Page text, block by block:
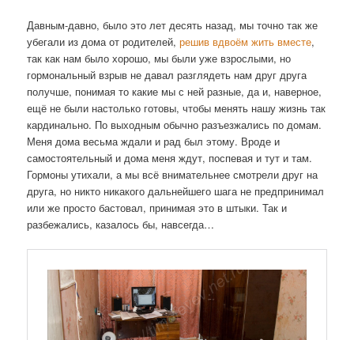
Давным-давно, было это лет десять назад, мы точно так же
убегали из дома от родителей,решив вдвоём жить вместе,
так как нам было хорошо, мы были уже взрослыми, но
гормональный взрыв не давал разглядеть нам друг друга
получше, понимая то какие мы с ней разные, да и, наверное,
ещё не были настолько готовы, чтобы менять нашу жизнь так
кардинально. По выходным обычно разъезжались по домам.
Меня дома весьма ждали и рад был этому. Вроде и
самостоятельный и дома меня ждут, поспевая и тут и там.
Гормоны утихали, а мы всё внимательнее смотрели друг на
друга, но никто никакого дальнейшего шага не предпринимал
или же просто бастовал, принимая это в штыки. Так и
разбежались, казалось бы, навсегда…